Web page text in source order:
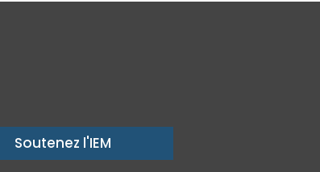
Soutenez l'IEM